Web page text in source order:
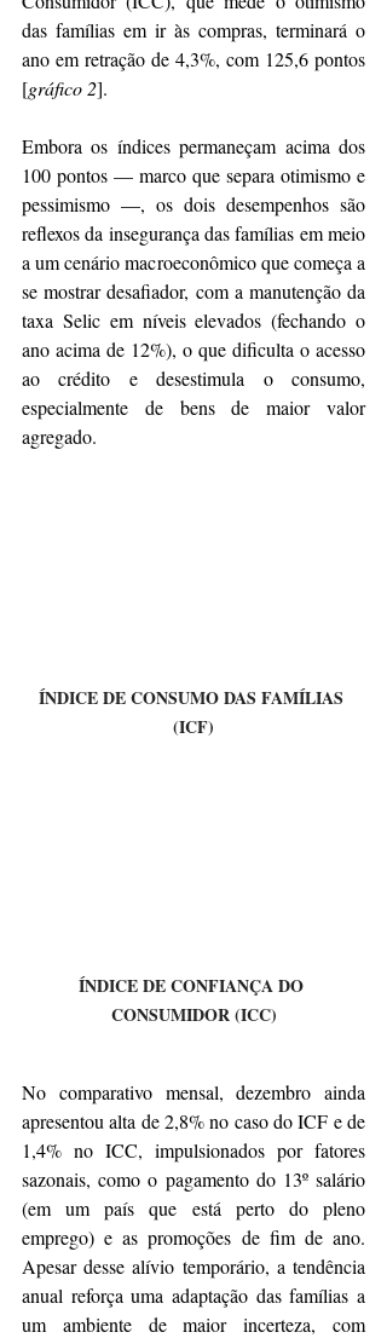
das famílias em ir às compras, terminará o
ano em retração de 4,3%, com 125,6 pontos
[gráfico 2].
Embora os índices permaneçam acima dos
100 pontos — marco que separa otimismo e
pessimismo —, os dois desempenhos são
reflexos da insegurança das famílias em meio
a um cenário macroeconômico que começa a
se mostrar desafiador, com a manutenção da
taxa Selic em níveis elevados (fechando o
ano acima de 12%), o que dificulta o acesso
ao crédito e desestimula o consumo,
especialmente de bens de maior valor
agregado.
ÍNDICE DE CONSUMO DAS FAMÍLIAS
(ICF)
ÍNDICE DE CONFIANÇA DO
CONSUMIDOR (ICC)
No comparativo mensal, dezembro ainda
apresentou alta de 2,8% no caso do ICF e de
1,4% no ICC, impulsionados por fatores
sazonais, como o pagamento do 13º salário
(em um país que está perto do pleno
emprego) e as promoções de fim de ano.
Apesar desse alívio temporário, a tendência
anual reforça uma adaptação das famílias a
um ambiente de maior incerteza, com